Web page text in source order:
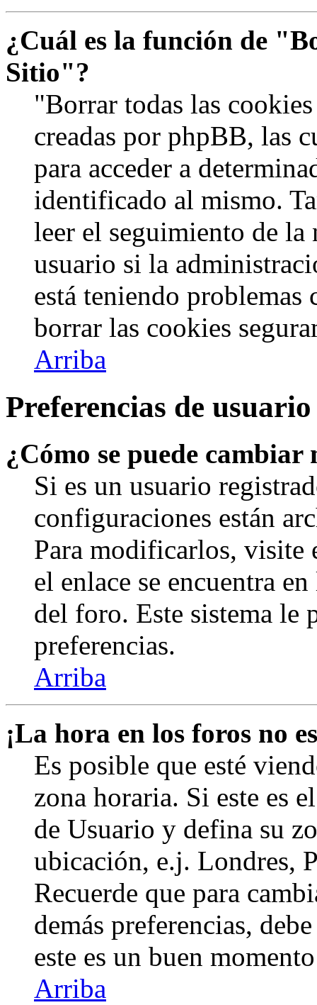
¿Cuál es la función de
Sitio"?
"Borrar todas las
creadas por phpBB, las
para acceder a
identificado al mismo.
leer el seguimiento de
usuario si la
está teniendo
borrar las cookies
Arriba
Preferencias de
¿Cómo se puede
Si es un usuario
configuraciones están
Para modificarlos, visite
el enlace se encuentra
del foro. Este sistema le
preferencias.
Arriba
¡La hora en los foros no
Es posible que esté
zona horaria. Si este es
de Usuario y defina su
ubicación, e.j. Londres,
Recuerde que para
demás preferencias,
este es un buen
Arriba